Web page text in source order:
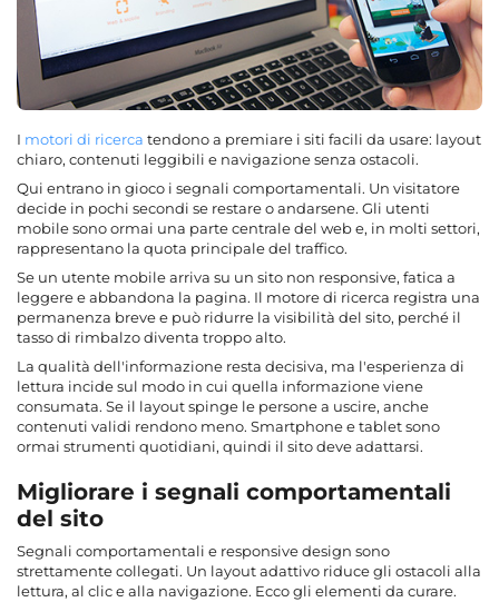
I motori di ricerca tendono a premiare i siti facili da usare: layout
chiaro, contenuti leggibili e navigazione senza ostacoli.
Qui entrano in gioco i segnali comportamentali. Un visitatore
decide in pochi secondi se restare o andarsene. Gli utenti
mobile sono ormai una parte centrale del web e, in molti settori,
rappresentano la quota principale del traffico.
Se un utente mobile arriva su un sito non responsive, fatica a
leggere e abbandona la pagina. Il motore di ricerca registra una
permanenza breve e può ridurre la visibilità del sito, perché il
tasso di rimbalzo diventa troppo alto.
La qualità dell'informazione resta decisiva, ma l'esperienza di
lettura incide sul modo in cui quella informazione viene
consumata. Se il layout spinge le persone a uscire, anche
contenuti validi rendono meno. Smartphone e tablet sono
ormai strumenti quotidiani, quindi il sito deve adattarsi.
Migliorare i segnali comportamentali
del sito
Segnali comportamentali e responsive design sono
strettamente collegati. Un layout adattivo riduce gli ostacoli alla
lettura, al clic e alla navigazione. Ecco gli elementi da curare.